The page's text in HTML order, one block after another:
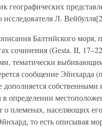
географических
исследователя Л.
Балтийского
сочинения (Gesta. II,
тематически
сообщение Эйнхарда
дополняется
определении
о племенах, населяющих
то есть описывая